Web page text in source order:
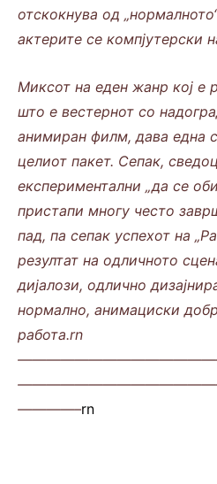
отскокнува од
актерите се компјутерски
Миксот на еден жанр кој е
што е вестернот со
анимиран филм, дава една
целиот пакет. Сепак,
експериментални „да се
пристапи многу често
пад, па сепак успехот на
резултат на одличното
дијалози, одлично
нормално, анимациски
работа.rn
————–rn